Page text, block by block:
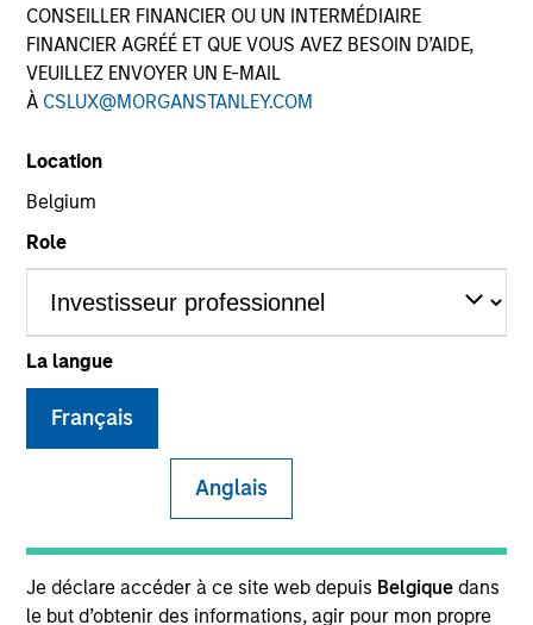
CONSEILLER FINANCIER OU UN INTERMÉDIAIRE
FINANCIER AGRÉÉ ET QUE VOUS AVEZ BESOIN D’AIDE,
VEUILLEZ ENVOYER UN E-MAIL
À CSLUX@MORGANSTANLEY.COM
Location
Belgium
Role
La langue
Français
Anglais
Je déclare accéder à ce site web depuis Belgique dans
le but d’obtenir des informations, agir pour mon propre
Years
TEAM
Edward Riguardi is an Executive Director in the
York. Within the Capital Markets team, he focuses
on asset allocation with an emphasis on equities
and commodities. He has 19 years of investment